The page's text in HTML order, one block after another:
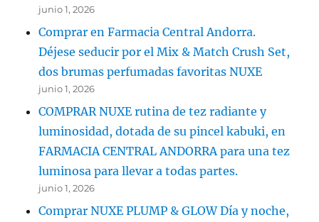
junio 1, 2026
Comprar en Farmacia Central Andorra.
Déjese seducir por el Mix & Match Crush Set,
dos brumas perfumadas favoritas NUXE
junio 1, 2026
COMPRAR NUXE rutina de tez radiante y
luminosidad, dotada de su pincel kabuki, en
FARMACIA CENTRAL ANDORRA para una tez
luminosa para llevar a todas partes.
junio 1, 2026
Comprar NUXE PLUMP & GLOW Día y noche,